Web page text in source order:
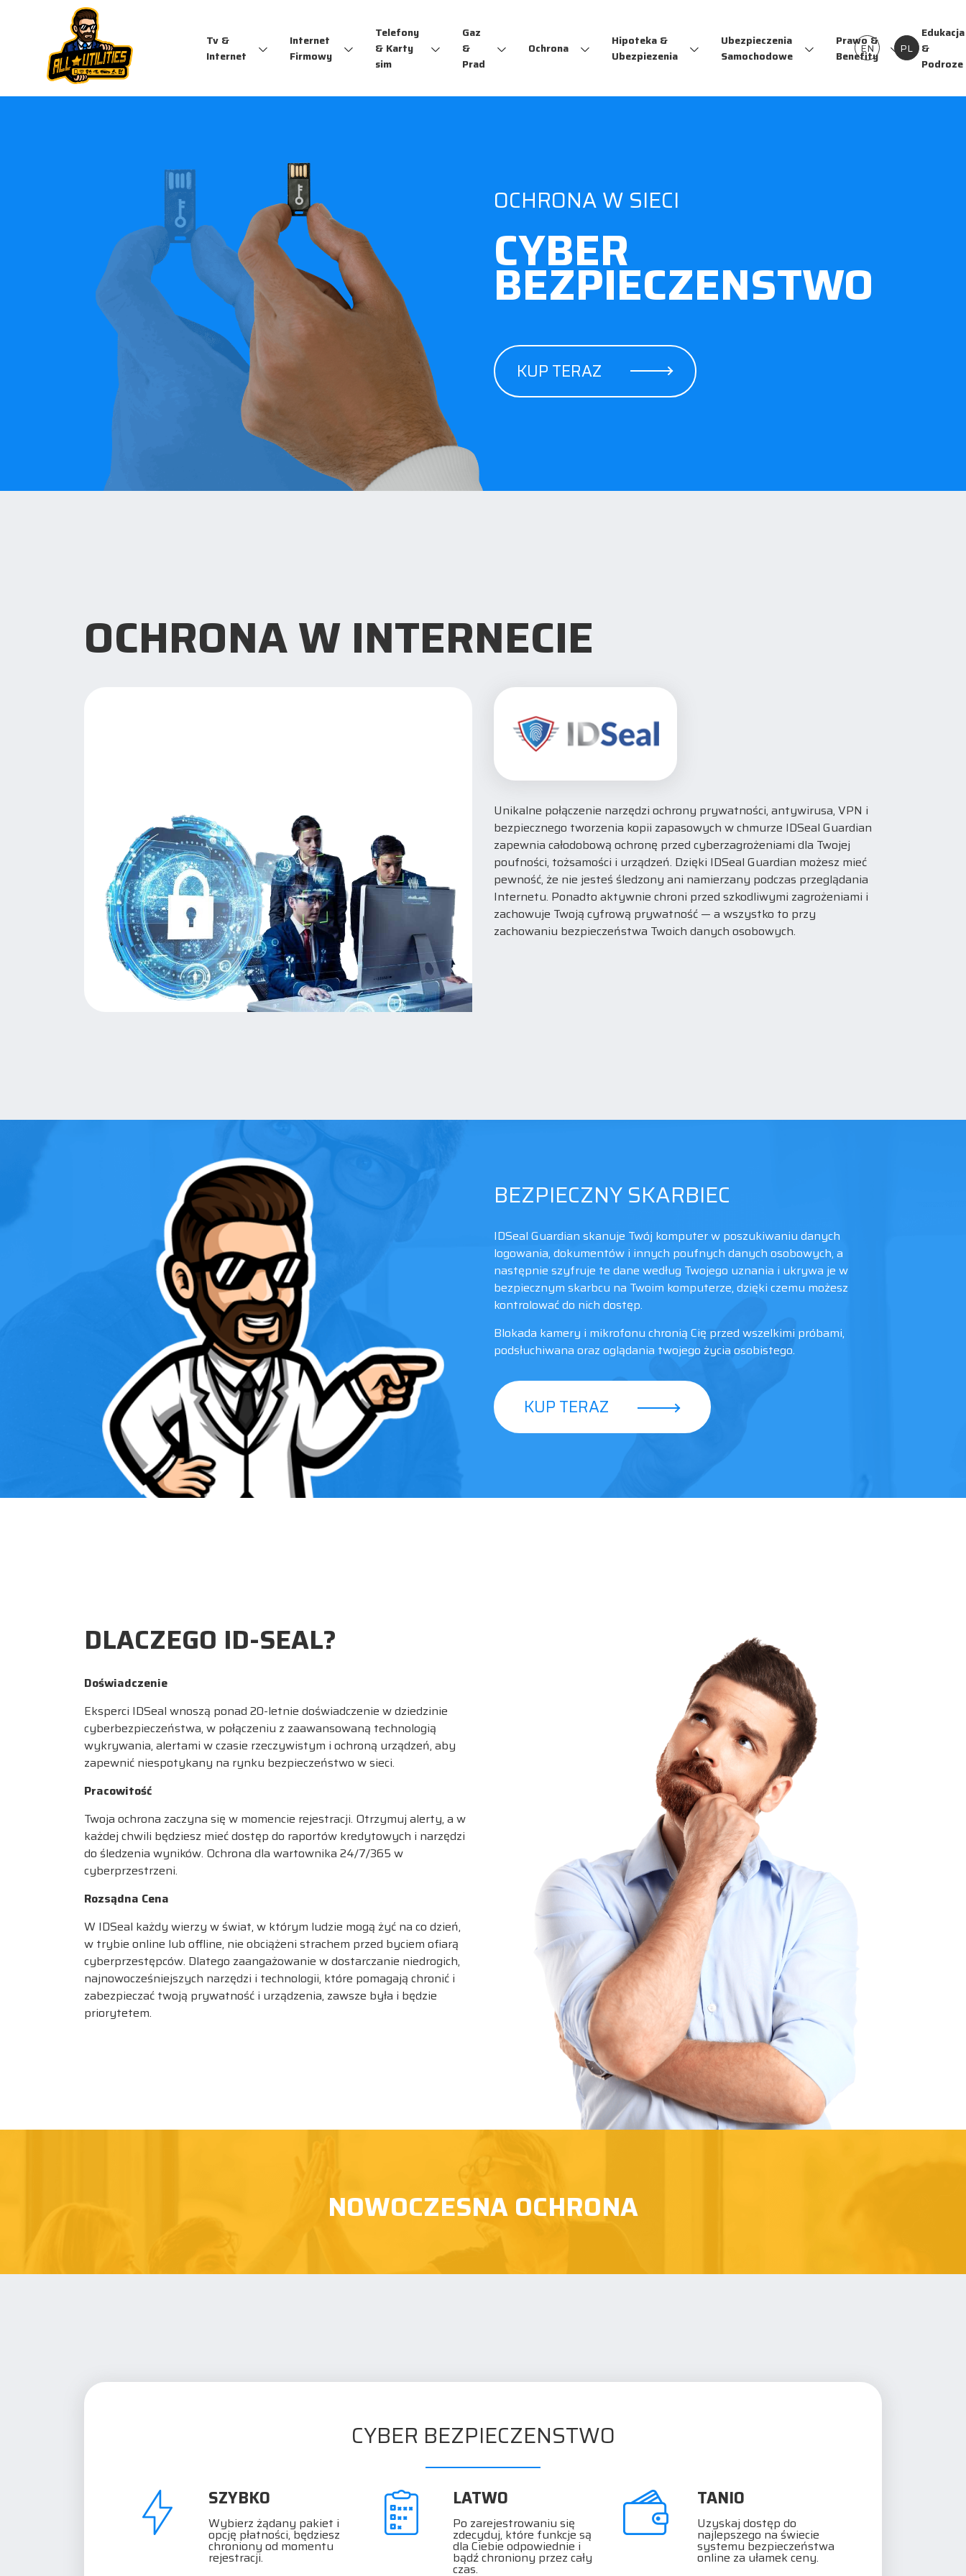
Tv &
Internet
Internet
Firmowy
Telefony
& Karty
sim
Gaz
&
Prad
Ochrona
Hipoteka &
Ubezpiezenia
Ubezpieczenia
Samochodowe
Prawo &
Benefity
Edukacja
&
Podroze
EN PL
OCHRONA W SIECI
CYBER
BEZPIECZENSTWO
KUP TERAZ
OCHRONA W INTERNECIE
Unikalne połączenie narzędzi ochrony prywatności, antywirusa, VPN i
bezpiecznego tworzenia kopii zapasowych w chmurze IDSeal Guardian
zapewnia całodobową ochronę przed cyberzagrożeniami dla Twojej
poufności, tożsamości i urządzeń. Dzięki IDSeal Guardian możesz mieć
pewność, że nie jesteś śledzony ani namierzany podczas przeglądania
Internetu. Ponadto aktywnie chroni przed szkodliwymi zagrożeniami i
zachowuje Twoją cyfrową prywatność — a wszystko to przy
zachowaniu bezpieczeństwa Twoich danych osobowych.
BEZPIECZNY SKARBIEC
IDSeal Guardian skanuje Twój komputer w poszukiwaniu danych
logowania, dokumentów i innych poufnych danych osobowych, a
następnie szyfruje te dane według Twojego uznania i ukrywa je w
bezpiecznym skarbcu na Twoim komputerze, dzięki czemu możesz
kontrolować do nich dostęp.
Blokada kamery i mikrofonu chronią Cię przed wszelkimi próbami,
podsłuchiwana oraz oglądania twojego życia osobistego.
KUP TERAZ
DLACZEGO ID-SEAL?
Doświadczenie
Eksperci IDSeal wnoszą ponad 20-letnie doświadczenie w dziedzinie
cyberbezpieczeństwa, w połączeniu z zaawansowaną technologią
wykrywania, alertami w czasie rzeczywistym i ochroną urządzeń, aby
zapewnić niespotykany na rynku bezpieczeństwo w sieci.
Pracowitość
Twoja ochrona zaczyna się w momencie rejestracji. Otrzymuj alerty, a w
każdej chwili będziesz mieć dostęp do raportów kredytowych i narzędzi
do śledzenia wyników. Ochrona dla wartownika 24/7/365 w
cyberprzestrzeni.
Rozsądna Cena
W IDSeal każdy wierzy w świat, w którym ludzie mogą żyć na co dzień,
w trybie online lub offline, nie obciążeni strachem przed byciem ofiarą
cyberprzestępców. Dlatego zaangażowanie w dostarczanie niedrogich,
najnowocześniejszych narzędzi i technologii, które pomagają chronić i
zabezpieczać twoją prywatność i urządzenia, zawsze była i będzie
priorytetem.
NOWOCZESNA OCHRONA
CYBER BEZPIECZENSTWO
SZYBKO
Wybierz żądany pakiet i
opcję płatności, będziesz
chroniony od momentu
rejestracji.
LATWO
Po zarejestrowaniu się
zdecyduj, które funkcje są
dla Ciebie odpowiednie i
bądź chroniony przez cały
czas.
TANIO
Uzyskaj dostęp do
najlepszego na świecie
systemu bezpieczeństwa
online za ułamek ceny.